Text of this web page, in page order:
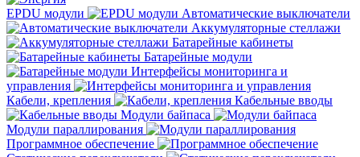
EPDU модули
Автоматические выключатели
Аккумуляторные стеллажи
Батарейные кабинеты
Батарейные модули
Интерфейсы мониторинга и
управления
Кабели, крепления
Кабельные вводы
Модули байпаса
Модули параллирования
Программное обеспечение